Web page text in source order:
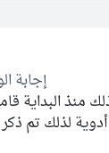
إجابة
منذ البداية
لذلك تم